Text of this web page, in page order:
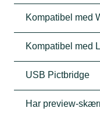
Kompatibel med
Kompatibel med
USB Pictbridge
Har preview-